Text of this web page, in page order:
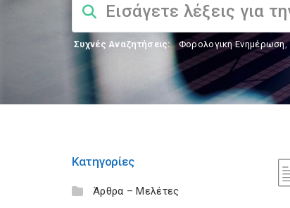
Συχνές Αναζητήσεις: Φορολογικη Ενημέρωση,
Κατηγορίες
Άρθρα – Μελέτες